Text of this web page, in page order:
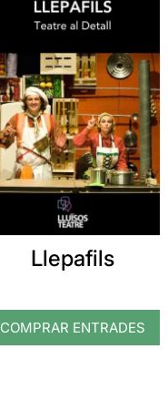
Llepafils
COMPRAR ENTRADES